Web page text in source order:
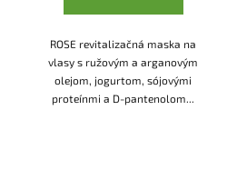
ROSE revitalizačná maska na
vlasy s ružovým a arganovým
olejom, jogurtom, sójovými
proteínmi a D-pantenolom...